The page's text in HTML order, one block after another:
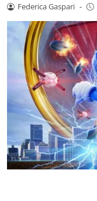
Federica Gaspari -